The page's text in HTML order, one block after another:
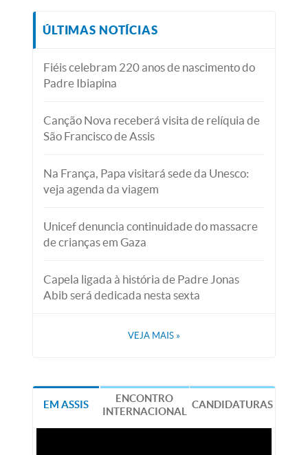
ÚLTIMAS NOTÍCIAS
Fiéis celebram 220 anos de nascimento do
Padre Ibiapina
Canção Nova receberá visita de relíquia de
São Francisco de Assis
Na França, Papa visitará sede da Unesco:
veja agenda da viagem
Unicef denuncia continuidade do massacre
de crianças em Gaza
Capela ligada à história de Padre Jonas
Abib será dedicada nesta sexta
VEJA MAIS »
EM ASSIS
ENCONTRO
INTERNACIONAL
CANDIDATURAS